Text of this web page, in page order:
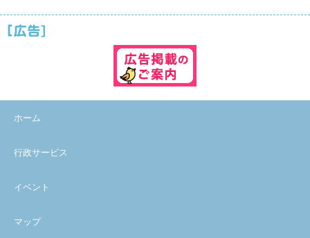
ホーム
行政サービス
イベント
マップ